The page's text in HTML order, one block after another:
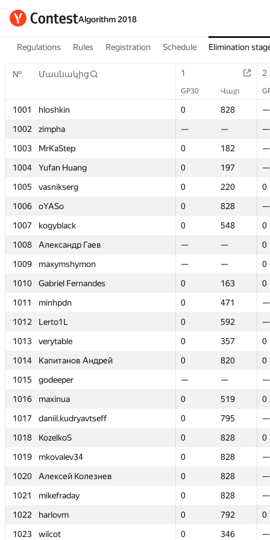
Algorithm 2018
Regulations Rules Registration Schedule Elimination
№ Մասնակից 1 2
GP30 Վայր
1001 hloshkin 0 828
—
1002
zimpha — —
—
1003
MrKaStep 0 182
—
1004
Yufan Huang 0 197
—
1005
vasnikserg 0 220
0
1006
oYASo 0 828
—
1007
kogyblack 0 548
0
1008
Александр Гаев — —
0
1009
maxymshymon — —
0
1010
Gabriel Fernandes 0 163
0
1011
minhpdn 0 471
—
1012
Lerto1L 0 592
—
1013
verytable 0 357
0
1014
Капитанов Андрей 0 820
0
1015
godeeper — —
—
1016
maxinua 0 519
0
1017
daniil.kudryavtseff 0 795
—
1018
KozelkoS 0 828
0
1019
mkovalev34 0 828
—
1020
Алексей Колезнев 0 828
—
1021
mikefraday 0 828
—
1022
harlovm 0 792
0
1023
wilcot 0 346
—
№ Մասնակից 1 2
GP30 Վայր
1001 hloshkin 0 828
—
1002
zimpha — —
—
1003
MrKaStep 0 182
—
1004
Yufan Huang 0 197
—
1005
vasnikserg 0 220
0
1006
oYASo 0 828
—
1007
kogyblack 0 548
0
1008
Александр Гаев — —
0
1009
maxymshymon — —
0
1010
Gabriel Fernandes 0 163
0
1011
minhpdn 0 471
—
1012
Lerto1L 0 592
—
1013
verytable 0 357
0
1014
Капитанов Андрей 0 820
0
1015
godeeper — —
—
1016
maxinua 0 519
0
1017
daniil.kudryavtseff 0 795
—
1018
KozelkoS 0 828
0
1019
mkovalev34 0 828
—
1020
Алексей Колезнев 0 828
—
1021
mikefraday 0 828
—
1022
harlovm 0 792
0
1023
wilcot 0 346
—